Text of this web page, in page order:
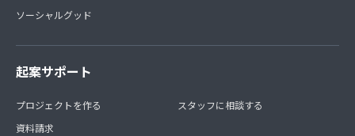
ソーシャルグッド
起案サポート
プロジェクトを作る
資料請求
スタッフに相談する